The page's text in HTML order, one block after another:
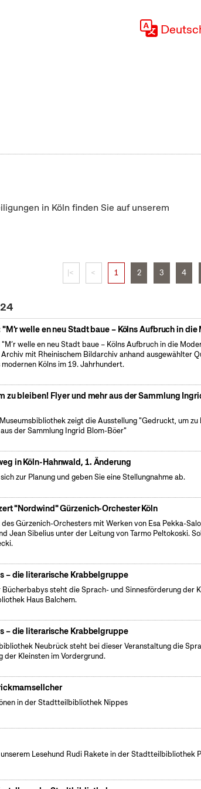
in Köln finden Sie auf unserem
|< < 1 2 3 4
welle en neu Stadt baue – Kölns Aufbruch in die
welle en neu Stadt baue – Kölns Aufbruch in die
mit Rheinischem Bildarchiv anhand ausgewählter
Kölns im 19. Jahrhundert.
zu bleiben! Flyer und mehr aus der Sammlung
zeigt die Ausstellung "Gedruckt, um zu
der Sammlung Ingrid Blom-Böer"
in Köln-Hahnwald, 1. Änderung
zur Planung und geben Sie eine Stellungnahme ab.
"Nordwind" Gürzenich-Orchester Köln
Gürzenich-Orchesters mit Werken von Esa Pekka-
Jean Sibelius unter der Leitung von Tarmo Peltokoski.
– die literarische Krabbelgruppe
steht die Sprach- und Sinnesförderung der
Haus Balchem.
– die literarische Krabbelgruppe
Neubrück steht bei dieser Veranstaltung die
der Kleinsten im Vordergrund.
in der Stadtteilbibliothek Nippes
Lesehund Rudi Rakete in der Stadtteilbibliothek